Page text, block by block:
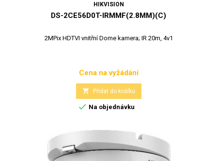
HIKVISION
DS-2CE56D0T-IRMMF(2.8MM)(C)
2MPix HDTVI vnitřní Dome kamera; IR 20m, 4v1
Cena
Cena na vyžádání
 Přidat do košíku
 Na objednávku